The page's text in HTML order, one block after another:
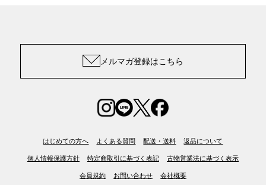
メルマガ登録はこちら
はじめての方へ よくある質問 配送・送料 返品について
個人情報保護方針 特定商取引に基づく表記 古物営業法に基づく表示
会員規約 お問い合わせ 会社概要